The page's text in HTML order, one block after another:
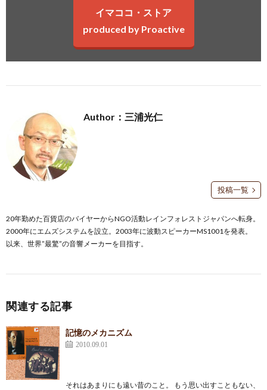
イマココ・ストア
produced by Proactive
Author：三浦光仁
投稿一覧
20年勤めた百貨店のバイヤーからNGO活動レインフォレストジャパンへ転身。
2000年にエムズシステムを設立。2003年に波動スピーカーMS1001を発表。
以来、世界”最驚”の音響メーカーを目指す。
関連する記事
記憶のメカニズム
2010.09.01
それはあまりにも遠い昔のこと。 もう思い出すこともない、